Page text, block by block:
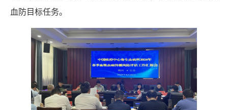
血防目标任务。